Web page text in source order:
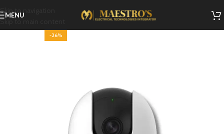
Skip to navigation
Skip to main content
MENU
-26%